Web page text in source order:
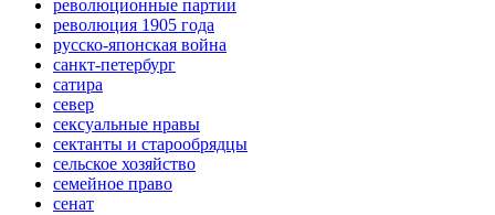
революционные партии
революция 1905 года
русско-японская война
санкт-петербург
сатира
север
сексуальные нравы
сектанты и старообрядцы
сельское хозяйство
семейное право
сенат